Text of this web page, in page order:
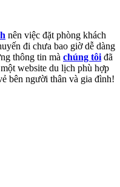
nên việc đặt phòng khách
đi chưa bao giờ dễ dàng
thông tin mà chúng tôiđã
website du lịch phù hợp
bên người thân và gia đình!